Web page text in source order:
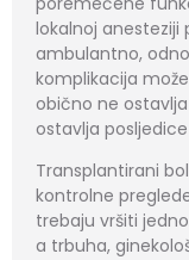
lokalnoj
ambulantno,
komplikacija
obično ne
ostavlja
Transplantirani
kontrolne
trebaju vršiti
a trbuha,